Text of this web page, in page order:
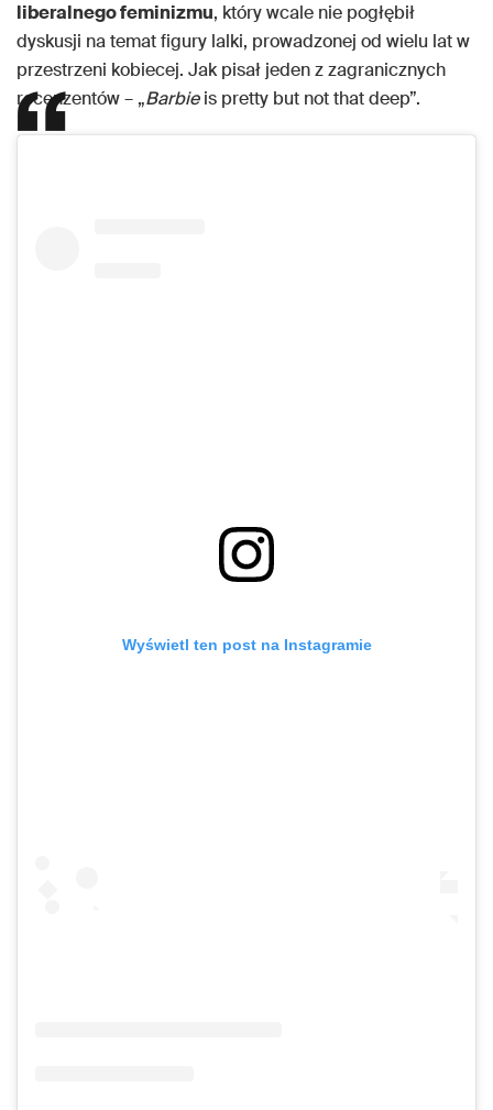
liberalnego feminizmu, który wcale nie pogłębił
dyskusji na temat figury lalki, prowadzonej od wielu lat w
przestrzeni kobiecej. Jak pisał jeden z zagranicznych
recenzentów – „Barbieis pretty but not that deep”.
Wyświetl ten post na Instagramie